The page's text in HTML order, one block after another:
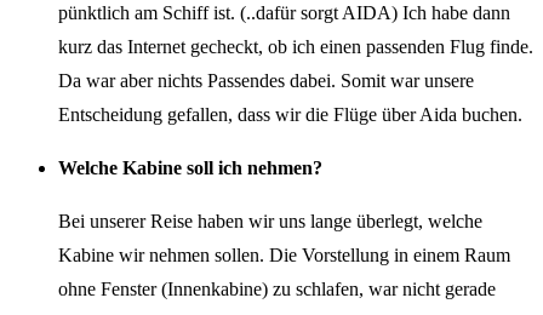
pünktlich am Schiff ist. (..dafür sorgt AIDA) Ich habe dann
kurz das Internet gecheckt, ob ich einen passenden Flug finde.
Da war aber nichts Passendes dabei. Somit war unsere
Entscheidung gefallen, dass wir die Flüge über Aida buchen.
Welche Kabine soll ich nehmen?
Bei unserer Reise haben wir uns lange überlegt, welche
Kabine wir nehmen sollen. Die Vorstellung in einem Raum
ohne Fenster (Innenkabine) zu schlafen, war nicht gerade